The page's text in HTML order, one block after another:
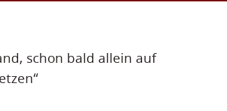
schon bald allein auf